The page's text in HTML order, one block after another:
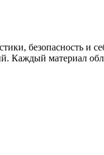
безопасность и
Каждый материал